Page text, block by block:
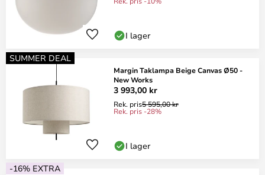
I lager
SUMMER DEAL
Margin Taklampa Beige Canvas Ø50 -
New Works
3 993,00 kr
Rek. pris5 595,00 kr
Rek. pris -28%
I lager
-16% EXTRA